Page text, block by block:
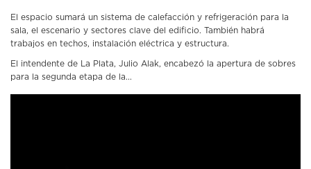
El espacio sumará un sistema de calefacción y refrigeración para la
sala, el escenario y sectores clave del edificio. También habrá
trabajos en techos, instalación eléctrica y estructura.
El intendente de La Plata, Julio Alak, encabezó la apertura de sobres
para la segunda etapa de la...